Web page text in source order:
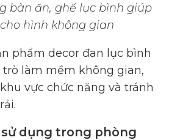
bàn ăn, ghế lục bình giúp
hình không gian
phẩm decor đan lục bình
làm mềm không gian,
vực chức năng và tránh
sử dụng trong phòng